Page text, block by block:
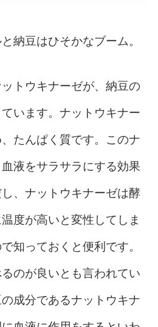
納豆はひそかなブーム。
トウキナーゼが、納豆の
います。ナットウキナー
たんぱく質です。このナ
液をサラサラにする効果
、ナットウキナーゼは酵
度が高いと変性してしま
知っておくと便利です。
のが良いとも言われてい
成分であるナットウキナ